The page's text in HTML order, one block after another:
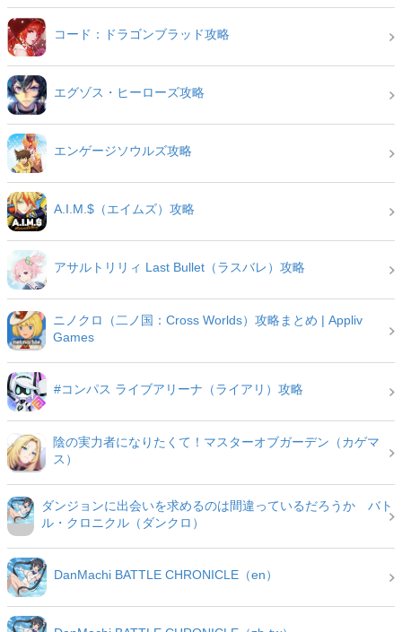
コード：ドラゴンブラッド攻略
エグゾス・ヒーローズ攻略
エンゲージソウルズ攻略
A.I.M.$（エイムズ）攻略
アサルトリリィ Last Bullet（ラスバレ）攻略
ニノクロ（二ノ国：Cross Worlds）攻略まとめ | Appliv
Games
#コンパス ライブアリーナ（ライアリ）攻略
陰の実力者になりたくて！マスターオブガーデン（カゲマ
ス）
ダンジョンに出会いを求めるのは間違っているだろうか バト
ル・クロニクル（ダンクロ）
DanMachi BATTLE CHRONICLE（en）